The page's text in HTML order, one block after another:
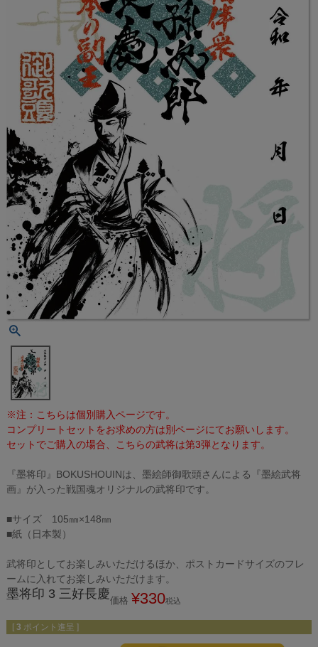
※注：こちらは個別購入ページです。
コンプリートセットをお求めの方は別ページにてお願いします。
セットでご購入の場合、こちらの武将は第3弾となります。
『墨将印』BOKUSHOUINは、墨絵師御歌頭さんによる『墨絵武将
画』が入った戦国魂オリジナルの武将印です。
■サイズ 105㎜×148㎜
■紙（日本製）
武将印としてお楽しみいただけるほか、ポストカードサイズのフレ
ームに入れてお楽しみいただけます。
墨将印 3 三好長慶価格 ¥330税込
[ 3 ポイント進呈 ]